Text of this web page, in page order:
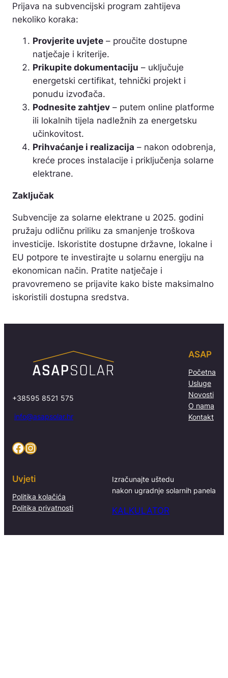
Prijava na subvencijski program zahtijeva
nekoliko koraka:
Provjerite uvjete – proučite dostupne
natječaje i kriterije.
Prikupite dokumentaciju – uključuje
energetski certifikat, tehnički projekt i
ponudu izvođača.
Podnesite zahtjev – putem online platforme
ili lokalnih tijela nadležnih za energetsku
učinkovitost.
Prihvaćanje i realizacija – nakon odobrenja,
kreće proces instalacije i priključenja solarne
elektrane.
Zaključak
Subvencije za solarne elektrane u 2025. godini
pružaju odličnu priliku za smanjenje troškova
investicije. Iskoristite dostupne državne, lokalne i
EU potpore te investirajte u solarnu energiju na
ekonomican način. Pratite natječaje i
pravovremeno se prijavite kako biste maksimalno
iskoristili dostupna sredstva.
+38595 8521 575
info@asapsolar.hr
Facebook Instagram
ASAP
Početna
Usluge
Novosti
O nama
Kontakt
Uvjeti
Politika kolačića
Politika privatnosti
Izračunajte uštedu
nakon ugradnje solarnih panela
KALKULATOR